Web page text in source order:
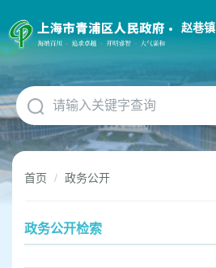
障
碍
作
说
明
跳
到
网
赵巷镇
首页 政务公开
政务公开检索